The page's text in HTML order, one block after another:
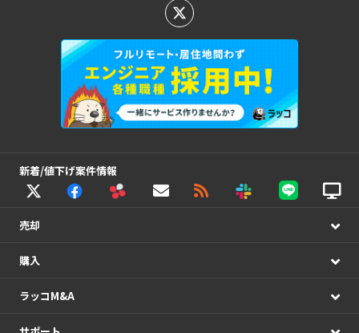
新着/値下げ案件情報
売却
購入
ラッコM&A